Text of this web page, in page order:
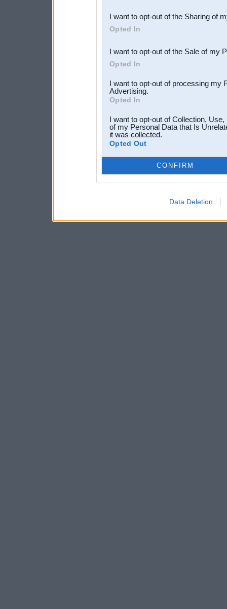
Downstream Participants
third parties.
I want to opt-out of the Sharing of
Opted In
I want to opt-out of the Sale of my
Opted In
I want to opt-out of processing my
Advertising.
Opted In
I want to opt-out of Collection,
of my Personal Data that Is
it was collected.
Opted Out
CONFIRM
Data Deletion